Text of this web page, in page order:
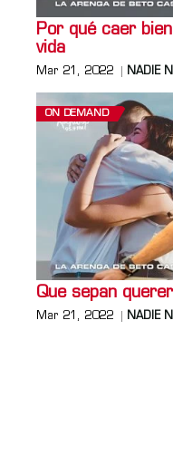
Por qué caer
vida
Mar 21, 2022 NADIE
ON DEMAND
Que sepan
Mar 21, 2022 NADIE